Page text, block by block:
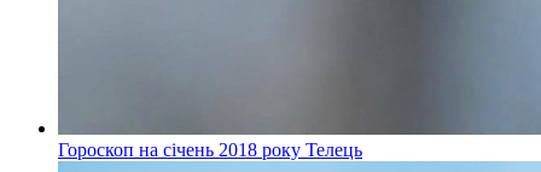
Гороскоп на січень 2018 року Телець